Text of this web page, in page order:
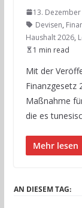
13.
Devisen,
Haushalt 2026,
1 min read
Mit der
Finanzgesetz
Maßnahme
die es
Mehr lesen
AN DIESEM TAG: